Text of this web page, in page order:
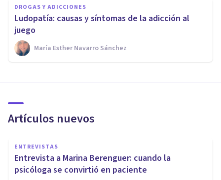
DROGAS Y ADICCIONES
Ludopatía: causas y síntomas de la adicción al
juego
María Esther Navarro Sánchez
Artículos nuevos
ENTREVISTAS
Entrevista a Marina Berenguer: cuando la
psicóloga se convirtió en paciente